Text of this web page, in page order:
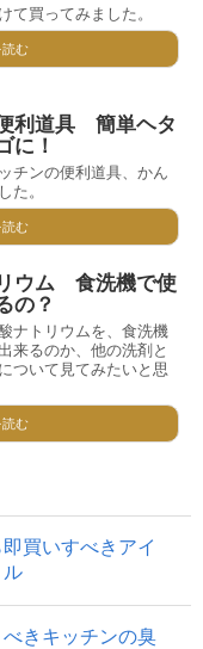
て買ってみました。
む
利道具 簡単ヘタ
に！
チンの便利道具、かん
た。
む
ウム 食洗機で使
の？
ナトリウムを、食洗機
来るのか、他の洗剤と
ついて見てみたいと思
む
買いすべきアイ
きキッチンの臭